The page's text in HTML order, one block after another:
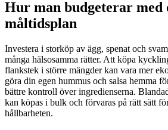
Hur man budgeterar med
måltidsplan
Investera i storköp av ägg, spenat och
många hälsosamma rätter. Att köpa
flankstek i större mängder kan vara mer
göra din egen hummus och salsa hemma
bättre kontroll över ingredienserna.
kan köpas i bulk och förvaras på rätt sätt
hållbarheten.